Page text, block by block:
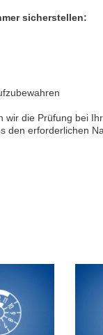
sicherstellen:
die Prüfung bei
erforderlichen